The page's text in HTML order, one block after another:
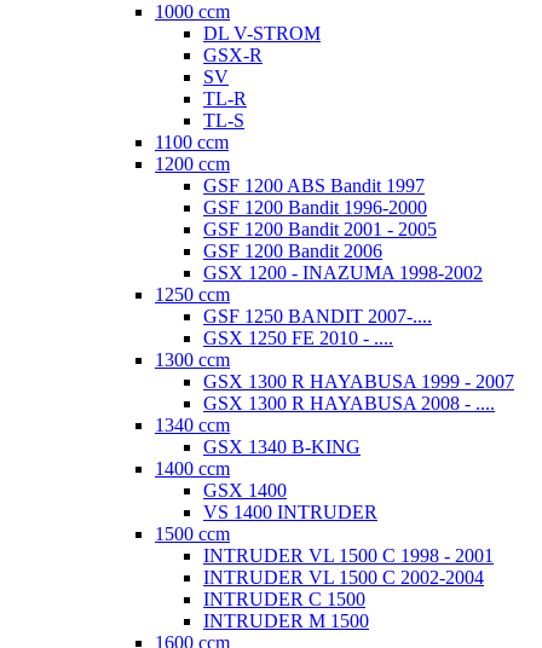
1000 ccm
DL V-STROM
GSX-R
SV
TL-R
TL-S
1100 ccm
1200 ccm
GSF 1200 ABS Bandit 1997
GSF 1200 Bandit 1996-2000
GSF 1200 Bandit 2001 - 2005
GSF 1200 Bandit 2006
GSX 1200 - INAZUMA 1998-2002
1250 ccm
GSF 1250 BANDIT 2007-....
GSX 1250 FE 2010 - ....
1300 ccm
GSX 1300 R HAYABUSA 1999 - 2007
GSX 1300 R HAYABUSA 2008 - ....
1340 ccm
GSX 1340 B-KING
1400 ccm
GSX 1400
VS 1400 INTRUDER
1500 ccm
INTRUDER VL 1500 C 1998 - 2001
INTRUDER VL 1500 C 2002-2004
INTRUDER C 1500
INTRUDER M 1500
1600 ccm